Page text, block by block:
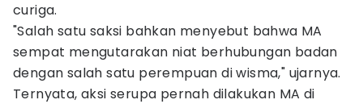
curiga.
"Salah satu saksi bahkan menyebut bahwa MA
sempat mengutarakan niat berhubungan badan
dengan salah satu perempuan di wisma," ujarnya.
Ternyata, aksi serupa pernah dilakukan MA di